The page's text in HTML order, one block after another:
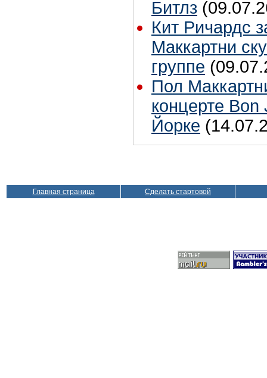
Битлз
Кит Ричардс
Маккартни
группе
Пол
концерте
Йорке
Главная страница Сделать стартовой